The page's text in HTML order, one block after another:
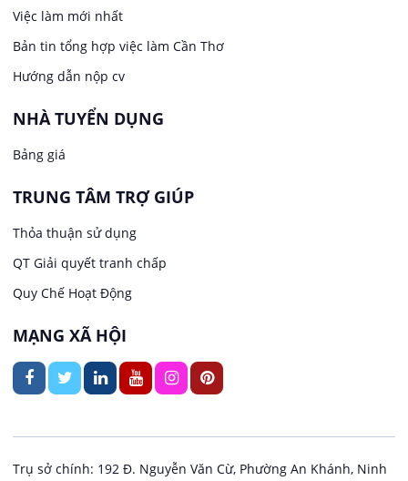
Lái xe
Lao Động Phổ Thông
Lễ tân
May mặc
Ngân hàng
Nhà hàng / Khách sạn
Thủy Sản
Việc làm tại Long Tuyền
Việc làm tại Hưng Phú
Việc làm tại Phước Thới
Việc làm tại Thới Long
Việc làm tại Trung Nhất
Việc làm tại Thuận Hưng
Việc làm tại Vị Thanh
Việc làm mới nhất
Bản tin tổng hợp việc làm Cần Thơ
Hướng dẫn nộp cv
NHÀ TUYỂN DỤNG
Bảng giá
TRUNG TÂM TRỢ GIÚP
Thỏa thuận sử dụng
QT Giải quyết tranh chấp
Quy Chế Hoạt Động
MẠNG XÃ HỘI
Trụ sở chính: 192 Đ. Nguyễn Văn Cừ, Phường An Khánh, Ninh